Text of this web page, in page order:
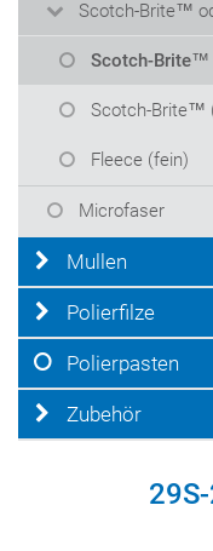
Scotch-Brite™
Scotch-Brite™
Scotch-Brite™
Fleece (fein)
Microfaser
Mullen
Polierfilze
Polierpasten
Zubehör